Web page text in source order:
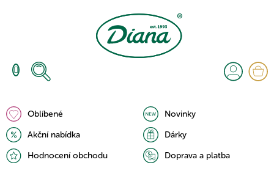
Oblíbené
Novinky
Akční nabídka
Dárky
Hodnocení obchodu
Doprava a platba